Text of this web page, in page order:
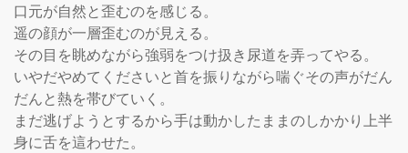
口元が自然と歪むのを感じる。
遥の顔が一層歪むのが見える。
その目を眺めながら強弱をつけ扱き尿道を弄ってやる。
いやだやめてくださいと首を振りながら喘ぐその声がだん
だんと熱を帯びていく。
まだ逃げようとするから手は動かしたままのしかかり上半
身に舌を這わせた。